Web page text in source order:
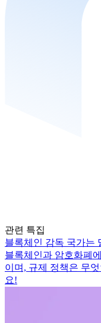
관련 특집
블록체인 감독 국가는
블록체인과 암호화폐
이며, 규제 정책은 무
요!